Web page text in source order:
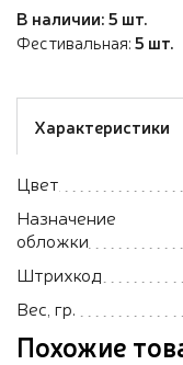
В наличии: 5 шт.
Фестивальная:5 шт.
Характеристики
Цвет
Назначение
обложки
Штрихкод
Вес, гр.
Похожие